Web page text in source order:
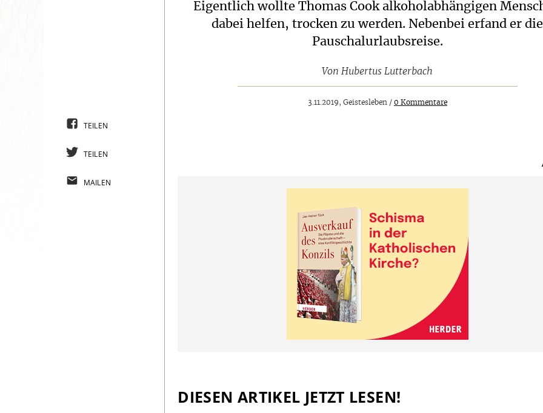
Eigentlich wollte Thomas Cook alkoholabhängigen
dabei helfen, trocken zu werden. Nebenbei erfand er die
Pauschalurlaubsreise.
Von Hubertus Lutterbach
3.11.2019, Geistesleben / 0 Kommentare
DIESEN ARTIKEL JETZT LESEN!
TEILEN
TEILEN
MAILEN